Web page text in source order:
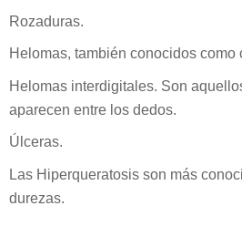
Rozaduras.
Helomas, también conocidos como
Helomas interdigitales. Son
aparecen entre los dedos.
Úlceras.
Las Hiperqueratosis son más
durezas.